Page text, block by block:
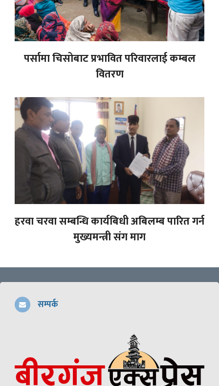
पर्सामा चिसोबाट प्रभावित परिवारलाई कम्बल
वितरण
हरवा चरवा सम्बन्धि कार्यबिधी अबिलम्ब पारित गर्न
मुख्यमन्त्री संग माग
सम्पर्क